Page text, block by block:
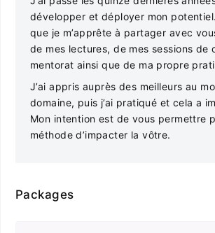
développer et déployer mon
que je m’apprête à partager avec
de mes lectures, de mes sessions de
mentorat ainsi que de ma propre
J’ai appris auprès des meilleurs au
domaine, puis j’ai pratiqué et cela a
Mon intention est de vous permettre
méthode d’impacter la vôtre.
Packages